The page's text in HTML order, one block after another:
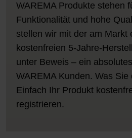
WAREMA Produkte stehen
Funktionalität und hohe
stellen wir mit der am Markt
kostenfreien 5-Jahre-
unter Beweis – ein
WAREMA Kunden. Was
Einfach Ihr Produkt
registrieren.